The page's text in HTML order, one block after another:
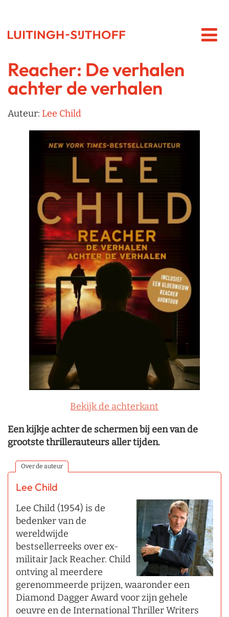
Reacher: De verhalen
achter de verhalen
Auteur: Lee Child
Bekijk de achterkant
Een kijkje achter de schermen bij een van de
grootste thrillerauteurs aller tijden.
Over de auteur
Lee Child
Lee Child (1954) is de
bedenker van de
wereldwijde
bestsellerreeks over ex-
militair Jack Reacher. Child
ontving al meerdere
gerenommeerde prijzen, waaronder een
Diamond Dagger Award voor zijn gehele
oeuvre en de International Thriller Writers